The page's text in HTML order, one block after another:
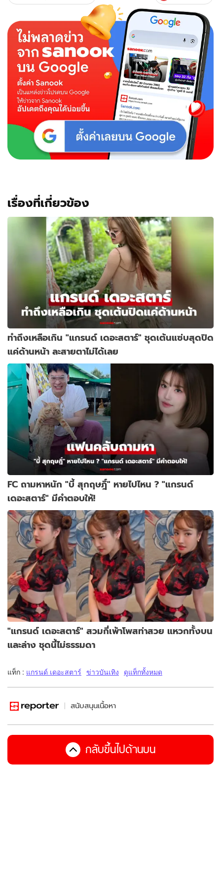
ดั้ง
จมูก
เกาหลี
เรื่องที่เกี่ยวข้อง
ทำถึงเหลือเกิน "แกรนด์ เดอะสตาร์" ชุดเต้นแซ่บสุดปิด
แค่ด้านหน้า ละสายตาไม่ได้เลย
FC ถามหาหนัก "บี้ สุกฤษฎิ์" หายไปไหน ? "แกรนด์
เดอะสตาร์" มีคำตอบให้!
"แกรนด์ เดอะสตาร์" สวมกี่เพ้าโพสท่าสวย แหวกทั้งบน
และล่าง ชุดนี้ไม่ธรรมดา
แท็ก : แกรนด์ เดอะสตาร์ ข่าวบันเทิง ดูแท็กทั้งหมด
สนับสนุนเนื้อหา
กลับขึ้นไปด้านบน